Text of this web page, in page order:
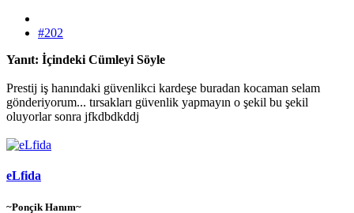
#202
Yanıt: İçindeki Cümleyi Söyle
Prestij iş hanındaki güvenlikci kardeşe buradan kocaman selam
gönderiyorum... tırsakları güvenlik yapmayın o şekil bu şekil
oluyorlar sonra jfkdbdkddj
eLfida
~Ponçik Hanım~